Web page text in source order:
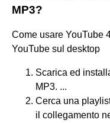
MP3?
Come usare YouTube
YouTube sul desktop
Scarica ed
MP3. ...
Cerca una
il collegamento